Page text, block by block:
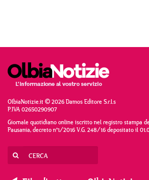
OlbiaNotizie.it © 2026 Damos Editore S.r.l.s
P.IVA 02650290907
Giornale quotidiano online iscritto nel registro stampa
Pausania, decreto n°1/2016 V.G. 248/16 depositato il